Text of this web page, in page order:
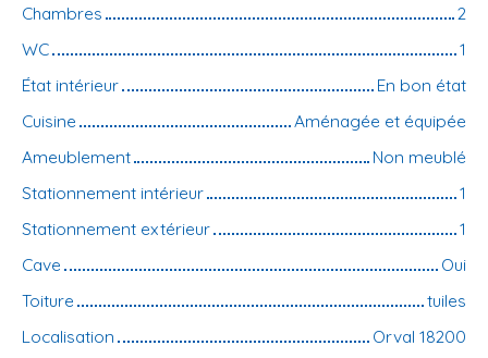
Chambres
2
WC
1
État intérieur
En bon état
Cuisine
Aménagée et équipée
Ameublement
Non meublé
Stationnement intérieur
1
Stationnement extérieur
1
Cave
Oui
Toiture
tuiles
Localisation
Orval 18200